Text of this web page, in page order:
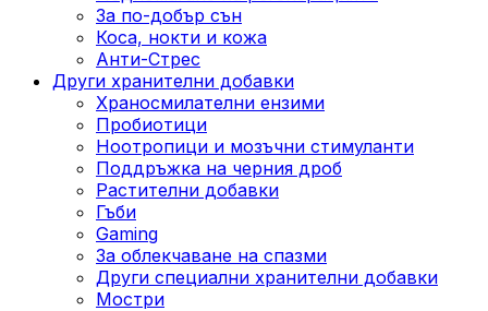
За по-добър сън
Коса, нокти и кожа
Анти-Стрес
Други хранителни добавки
Храносмилателни ензими
Пробиотици
Ноотропици и мозъчни стимуланти
Поддръжка на черния дроб
Растителни добавки
Гъби
Gaming
За облекчаване на спазми
Други специални хранителни добавки
Мостри